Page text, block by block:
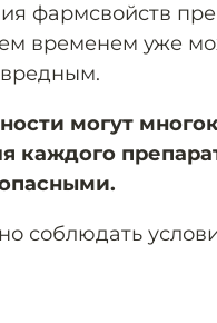
фармсвойств
временем уже
могут
каждого
соблюдать